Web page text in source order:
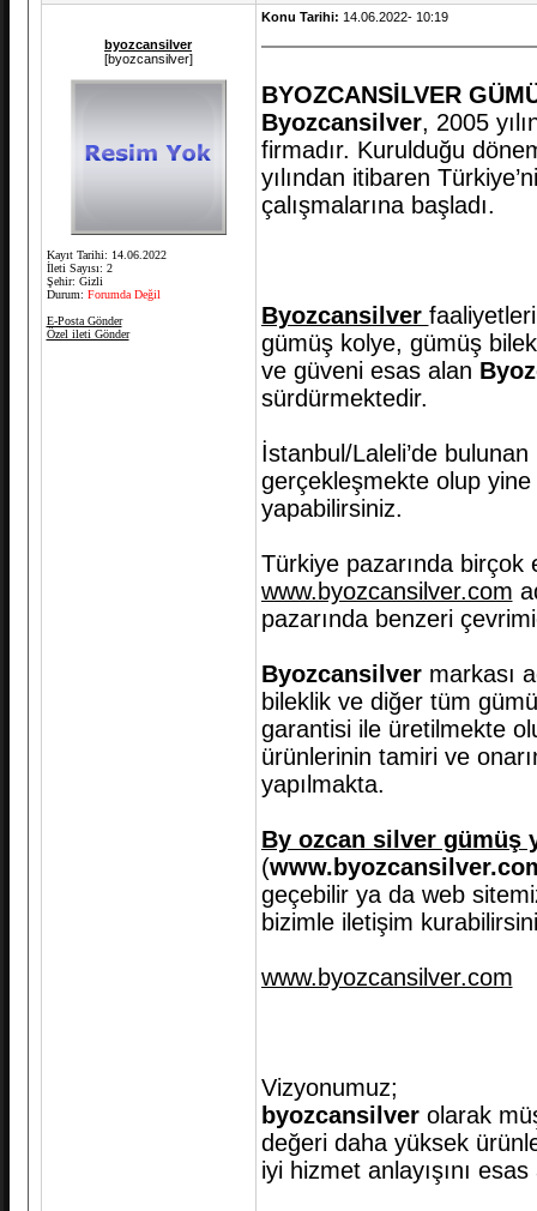
byozcansilver
[byozcansilver]
Kayıt Tarihi: 14.06.2022
İleti Sayısı: 2
Şehir: Gizli
Durum: Forumda Değil
E-Posta Gönder
Özel ileti Gönder
Konu Tarihi: 14.06.2022- 10:19
BYOZCANSİLVER
Byozcansilver, 2005
firmadır. Kurulduğu
yılından itibaren
çalışmalarına başladı.
Byozcansilver
gümüş kolye, gümüş
ve güveni esas alan
sürdürmektedir.
İstanbul/Laleli’de
gerçekleşmekte olup yine
yapabilirsiniz.
Türkiye pazarında birçok
www.byozcansilver.com
pazarında benzeri
Byozcansilver markası
bileklik ve diğer tüm
garantisi ile üretilmekte
ürünlerinin tamiri ve
yapılmakta.
By ozcan silver gümüş
(
geçebilir ya da web
bizimle iletişim
www.byozcansilver.com
Vizyonumuz;
byozcansilver olarak
değeri daha yüksek
iyi hizmet anlayışını